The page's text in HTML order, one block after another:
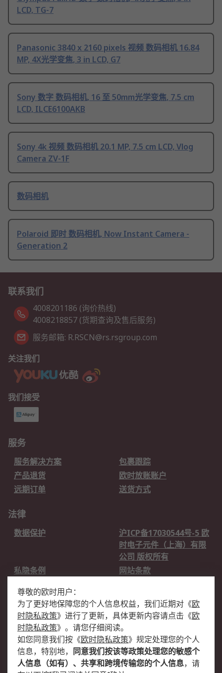
LCD, TG-7
Panasonic 3840 x 2160 pixels 视频 数码相机 16.84
MP, 4X光学变焦, 3 in LCD, G7
Sony 数字 数码相机, 16 至 50mm光学变焦, 7.5 cm
LCD, ILCE6100AKB
Sony 4k 视频 数码相机 20.1 MP, 7.5 cm LCD, Vlog
Camera ZV-1F
数码相机
Polaroid 即时 数码相机, Now Instant Camera -
Generation 2
联系我们
4008201186 (询价热线)
4008218857 (货期查询及售后服务)
服务邮箱: R.RSCN@rs.rsgroup.com
关注我们
我们接受
服务
服务解决方案
包裹跟踪
产品退货
欧时放账账户
远期订单
送货方式
法律
数据保护
沪ICP备17030544号-5 欧
时电子元件（上海）有限
公司 版权所有
私隐条例
网站条款
关于欧时
欧时销售条款
账户和付款
企业集团
全球办事处
关于我们
新闻中心
加入我们
尊敬的欧时用户：
为了更好地保障您的个人信息权益，我们近期对 《欧
时隐私政策》 进行了更新，具体更新内容请点击 《欧
时隐私政策》 。请您仔细阅读。
如您同意我们按 《欧时隐私政策》 规定处理您的个人
信息，特别地，
同意我们按该等政策处理您的敏感个
人信息（如有）、共享和跨境传输您的个人信息，请